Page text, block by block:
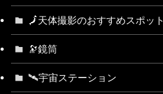
🗾天体撮影のおすすめスポット
🔭鏡筒
🛰宇宙ステーション